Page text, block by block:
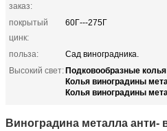
заказ:
покрытый
цинк:
60Г---275Г
польза:
Сад виноградника.
Высокий свет:Подковообразные
Колья виноградины
Колья виноградины
Виноградина металла